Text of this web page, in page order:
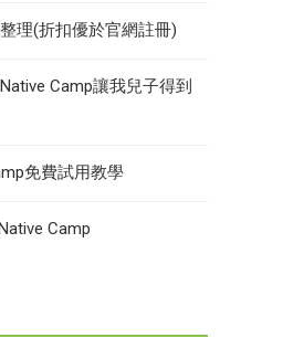
理(折扣優於官網註冊)
Camp讓我兒子得到
免費試用教學
Camp